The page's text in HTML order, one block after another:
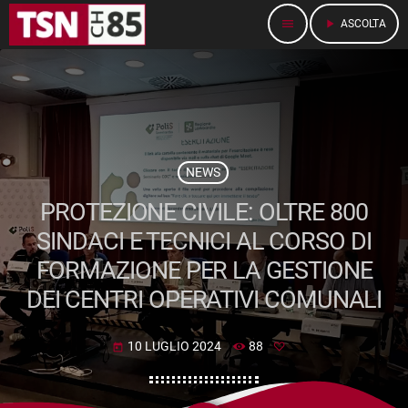
menu play_arrow ASCOLTA
NEWS
PROTEZIONE CIVILE: OLTRE 800
SINDACI E TECNICI AL CORSO DI
FORMAZIONE PER LA GESTIONE
DEI CENTRI OPERATIVI COMUNALI
today 10 LUGLIO 2024 88